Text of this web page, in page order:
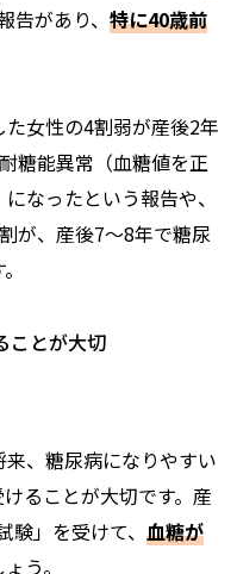
告があり、 特に40歳前
女性の4割弱が産後2年
糖能異常（血糖値を正
なったという報告や、
が、産後7～8年で糖尿
ことが大切
、糖尿病になりやすい
ることが大切です。産
」を受けて、 血糖が
う。